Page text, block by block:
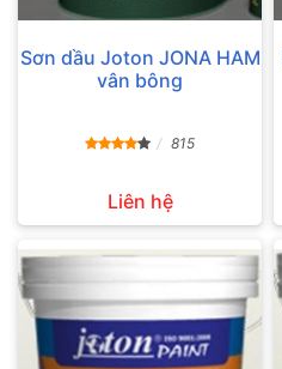
Sơn dầu Joton JONA HAM
vân bông
815
Liên hệ